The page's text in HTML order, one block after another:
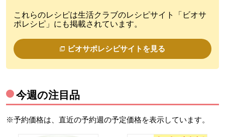
これらのレシピは生活クラブのレシピサイト「ビオサ
ポレシピ」にも掲載されています。
ビオサポレシピサイトを見る
今週の注目品
※予約価格は、直近の予約週の予定価格を表示しています。